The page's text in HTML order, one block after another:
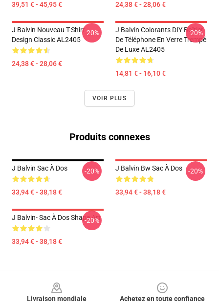
39,51 € - 45,95 € 24,38 € - 28,06 €
J Balvin Nouveau T-Shirt
Design Classic AL2405
24,38 € - 28,06 €
-20%
J Balvin Colorants DIY Boîtier
De Téléphone En Verre Trempé
De Luxe AL2405
14,81 € - 16,10 €
-20%
VOIR PLUS
Produits connexes
J Balvin Sac À Dos
33,94 € - 38,18 €
-20% J Balvin Bw Sac À Dos
33,94 € - 38,18 €
-20%
J Balvin- Sac À Dos Shape Art
33,94 € - 38,18 €
-20%
Livraison mondiale
Achetez en toute confiance